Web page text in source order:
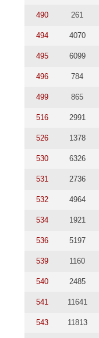
490 261
494 4070
495 6099
496 784
499 865
516 2991
526 1378
530 6326
531 2736
532 4964
534 1921
536 5197
539 1160
540 2485
541 11641
543 11813